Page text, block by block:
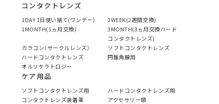
コンタクトレンズ
1DAY 1日使い捨て(ワンデー)
2WEEK(2週間交換)
1MONTH(1ヵ月交換)
3MONTH(3ヵ月交換ハード
コンタクトレンズ)
カラコン（サークルレンズ）
ソフトコンタクトレンズ
ハードコンタクトレンズ
円錐角膜用
オルソケラトロジー
ケア用品
ソフトコンタクトレンズ用
ハードコンタクトレンズ用
コンタクトレンズ装着薬
アクセサリー類